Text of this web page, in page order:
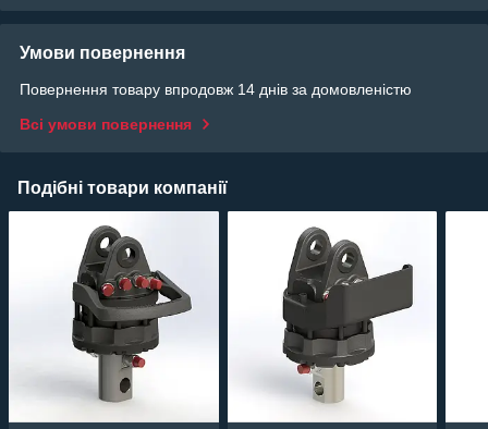
Умови повернення
Повернення товару впродовж 14 днів за домовленістю
Всі умови повернення
Подібні товари компанії